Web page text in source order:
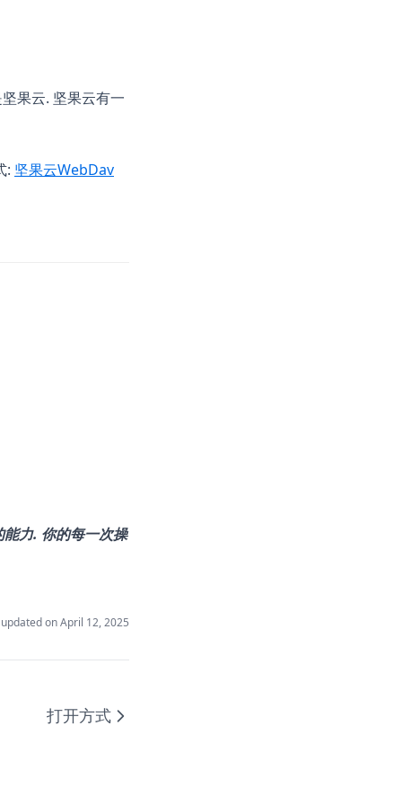
果云. 坚果云有一
: 坚果云WebDav(opens in a new tab)
力. 你的每一次操
onApril 12, 2025
打开方式